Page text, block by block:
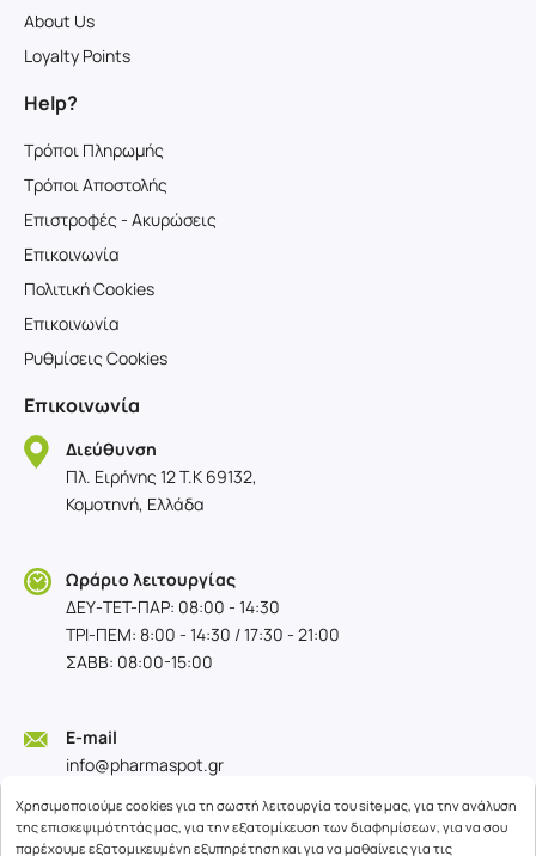
About Us
Loyalty Points
Help?
Τρόποι Πληρωμής
Τρόποι Αποστολής
Επιστροφές - Ακυρώσεις
Επικοινωνία
Πολιτική Cookies
Επικοινωνία
Ρυθμίσεις Cookies
Επικοινωνία
Διεύθυνση
Πλ. Ειρήνης 12 T.K 69132,
Κομοτηνή, Ελλάδα
Ωράριο λειτουργίας
ΔΕΥ-TET-ΠΑΡ: 08:00 - 14:30
ΤΡΙ-ΠΕΜ: 8:00 - 14:30 / 17:30 - 21:00
ΣΑΒΒ: 08:00-15:00
E-mail
info@pharmaspot.gr
Χρησιμοποιούμε cookies για τη σωστή λειτουργία του site μας, για την ανάλυση
της επισκεψιμότητάς μας, για την εξατομίκευση των διαφημίσεων, για να σου
παρέχουμε εξατομικευμένη εξυπηρέτηση και για να μαθαίνεις για τις